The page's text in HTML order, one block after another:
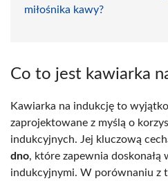
miłośnika kawy?
Co to jest kawiarka
Kawiarka na indukcję to
zaprojektowane z myślą o
indukcyjnych. Jej kluczową
dno, które zapewnia doskonałą
indukcyjnymi. W porównaniu z